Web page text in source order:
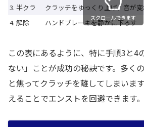
3. 半クラ
クラッチをゆっくり上げ、音が
4. 解除
ハンドブレーキを静かに下ろす
スクロールできます
この表にあるように、特に手順3と4
ない」ことが成功の秘訣です。多く
と焦ってクラッチを離してしまいま
えることでエンストを回避できます。